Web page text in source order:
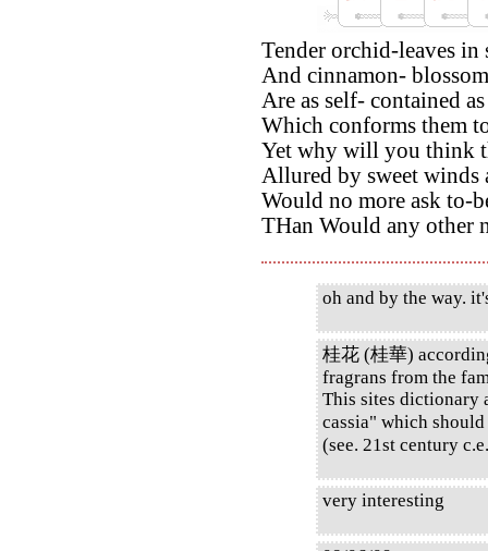
Tender orchid-leaves in
And cinnamon-
Are as self- contained
Which conforms them
Yet why will you think
Allured by sweet winds
Would no more ask to-
THan Would any other
oh and by the way.
桂花 (桂華)
fragrans from the
This sites dictionary
cassia" which
(see. 21st century
very interesting